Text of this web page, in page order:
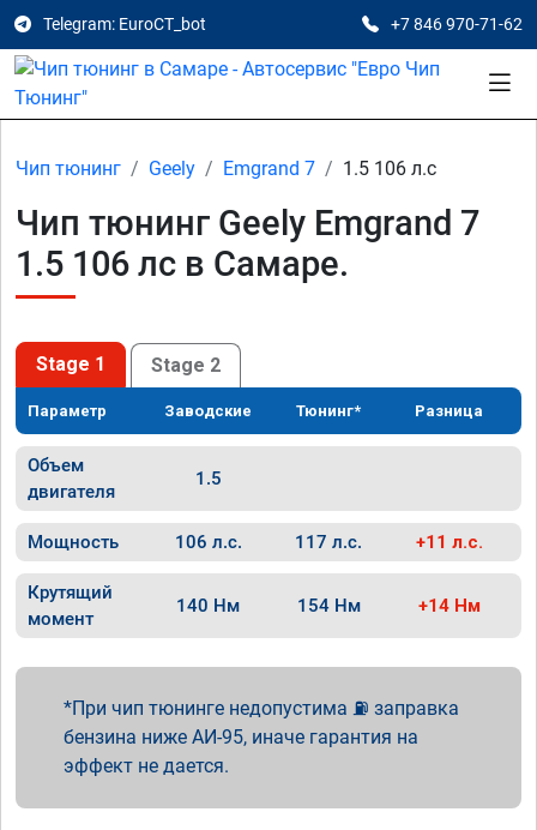
Telegram: EuroCT_bot +7 846 970-71-62
Чип тюнинг Geely Emgrand 7 1.5 106 л.с
Чип тюнинг Geely Emgrand 7
1.5 106 лс в Самаре.
Stage 1 Stage 2
Параметр Заводские Тюнинг* Разница
Объем
двигателя
1.5
Мощность 106 л.с. 117 л.с. +11 л.с.
Крутящий
момент
140 Нм 154 Нм +14 Нм
При чип тюнинге недопустима ⛽ заправка
бензина ниже АИ-95, иначе гарантия на
эффект не дается.